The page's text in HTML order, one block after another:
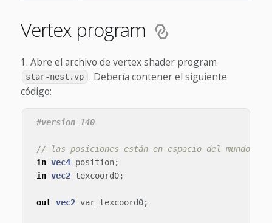
Vertex program
Abre el archivo de vertex shader program
star-nest.vp . Debería contener el siguiente
código:
// las posiciones están en espacio del mundo
in vec4 position;
in vec2 texcoord0;
out vec2 var_texcoord0;